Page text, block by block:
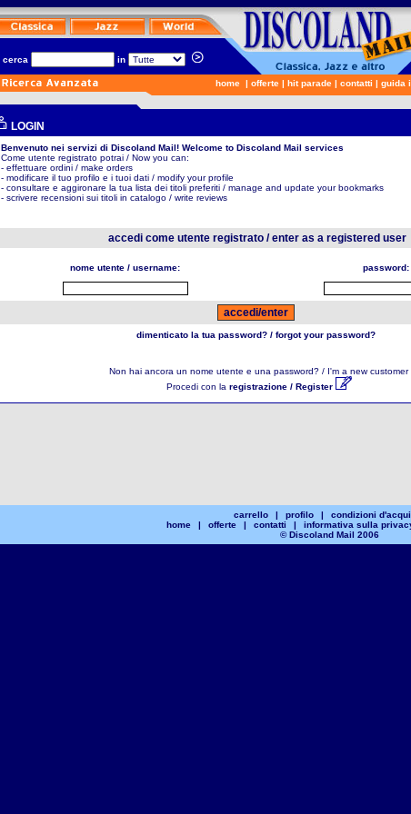
cerca in
home | offerte | hit parade | contatti | guida
LOGIN
Benvenuto nei servizi di Discoland Mail! Welcome to Discoland Mail services
Come utente registrato potrai / Now you can:
- effettuare ordini / make orders
- modificare il tuo profilo e i tuoi dati / modify your profile
- consultare e aggironare la tua lista dei titoli preferiti / manage and update your bookmarks
- scrivere recensioni sui titoli in catalogo / write reviews
accedi come utente registrato / enter as a registered user
nome utente / username: password:
dimenticato la tua password? / forgot your password?
Non hai ancora un nome utente e una password? / I'm a new customer
Procedi con la registrazione / Register
carrello | profilo |
condizioni
home
| offerte | contatti | informativa sulla
© Discoland Mail 2006